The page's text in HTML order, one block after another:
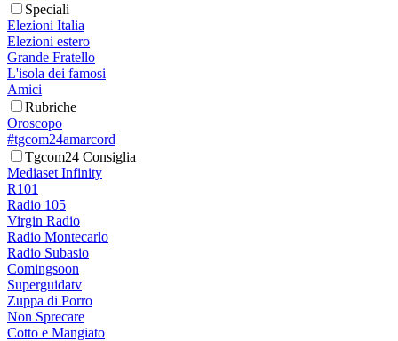
Speciali
Elezioni Italia
Elezioni estero
Grande Fratello
L'isola dei famosi
Amici
Rubriche
Oroscopo
#tgcom24amarcord
Tgcom24 Consiglia
Mediaset Infinity
R101
Radio 105
Virgin Radio
Radio Montecarlo
Radio Subasio
Comingsoon
Superguidatv
Zuppa di Porro
Non Sprecare
Cotto e Mangiato